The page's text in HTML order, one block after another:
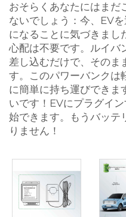
おそらくあなたにはまだ
ないでしょう：今、EV
になることに気づきまし
心配は不要です。ルイバ
差し込むだけで、そのま
す。このパワーバンクは
に簡単に持ち運びできま
いです！EVにプラグイ
始できます。もうバッテ
りません！